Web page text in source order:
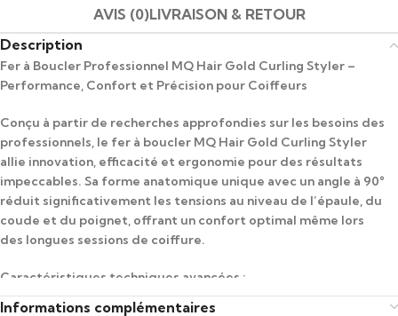
AVIS (0)LIVRAISON & RETOUR
Description
Fer à Boucler Professionnel MQ Hair Gold Curling Styler –
Performance, Confort et Précision pour Coiffeurs
Conçu à partir de recherches approfondies sur les besoins des
professionnels, le fer à boucler MQ Hair Gold Curling Styler
allie innovation, efficacité et ergonomie pour des résultats
impeccables. Sa forme anatomique unique avec un angle à 90°
réduit significativement les tensions au niveau de l’épaule, du
coude et du poignet, offrant un confort optimal même lors
des longues sessions de coiffure.
Caractéristiques techniques avancées :
Informations complémentaires